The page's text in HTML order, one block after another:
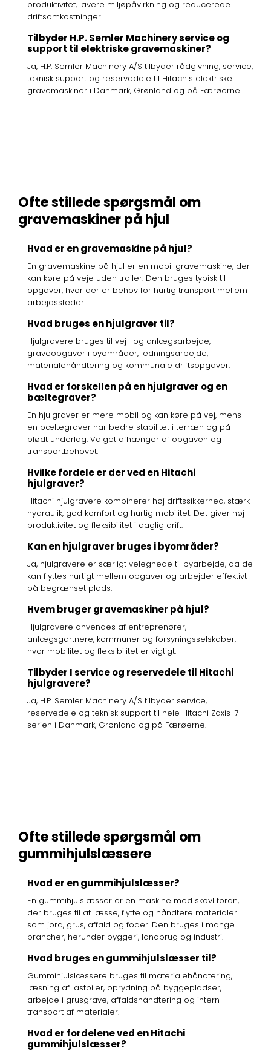
produktivitet, lavere miljøpåvirkning og reducerede
driftsomkostninger.
Tilbyder H.P. Semler Machinery service og
support til elektriske gravemaskiner?
Ja, H.P. Semler Machinery A/S tilbyder rådgivning, service,
teknisk support og reservedele til Hitachis elektriske
gravemaskiner i Danmark, Grønland og på Færøerne.
Ofte stillede spørgsmål om
gravemaskiner på hjul
Hvad er en gravemaskine på hjul?
En gravemaskine på hjul er en mobil gravemaskine, der
kan køre på veje uden trailer. Den bruges typisk til
opgaver, hvor der er behov for hurtig transport mellem
arbejdssteder.
Hvad bruges en hjulgraver til?
Hjulgravere bruges til vej- og anlægsarbejde,
graveopgaver i byområder, ledningsarbejde,
materialehåndtering og kommunale driftsopgaver.
Hvad er forskellen på en hjulgraver og en
bæltegraver?
En hjulgraver er mere mobil og kan køre på vej, mens
en bæltegraver har bedre stabilitet i terræn og på
blødt underlag. Valget afhænger af opgaven og
transportbehovet.
Hvilke fordele er der ved en Hitachi
hjulgraver?
Hitachi hjulgravere kombinerer høj driftssikkerhed, stærk
hydraulik, god komfort og hurtig mobilitet. Det giver høj
produktivitet og fleksibilitet i daglig drift.
Kan en hjulgraver bruges i byområder?
Ja, hjulgravere er særligt velegnede til byarbejde, da de
kan flyttes hurtigt mellem opgaver og arbejder effektivt
på begrænset plads.
Hvem bruger gravemaskiner på hjul?
Hjulgravere anvendes af entreprenører,
anlægsgartnere, kommuner og forsyningsselskaber,
hvor mobilitet og fleksibilitet er vigtigt.
Tilbyder I service og reservedele til Hitachi
hjulgravere?
Ja, H.P. Semler Machinery A/S tilbyder service,
reservedele og teknisk support til hele Hitachi Zaxis-7
serien i Danmark, Grønland og på Færøerne.
Ofte stillede spørgsmål om
gummihjulslæssere
Hvad er en gummihjulslæsser?
En gummihjulslæsser er en maskine med skovl foran,
der bruges til at læsse, flytte og håndtere materialer
som jord, grus, affald og foder. Den bruges i mange
brancher, herunder byggeri, landbrug og industri.
Hvad bruges en gummihjulslæsser til?
Gummihjulslæssere bruges til materialehåndtering,
læsning af lastbiler, oprydning på byggepladser,
arbejde i grusgrave, affaldshåndtering og intern
transport af materialer.
Hvad er fordelene ved en Hitachi
gummihjulslæsser?